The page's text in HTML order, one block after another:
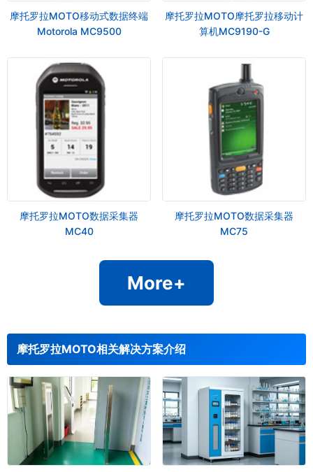
摩托罗拉MOTO移动式数据终端
Motorola MC9500
摩托罗拉MOTO摩托罗拉移动计
算机MC9190-G
摩托罗拉MOTO数据采集器
MC40
摩托罗拉MOTO数据采集器
MC75
More+
摩托罗拉MOTO相关解决方案介绍